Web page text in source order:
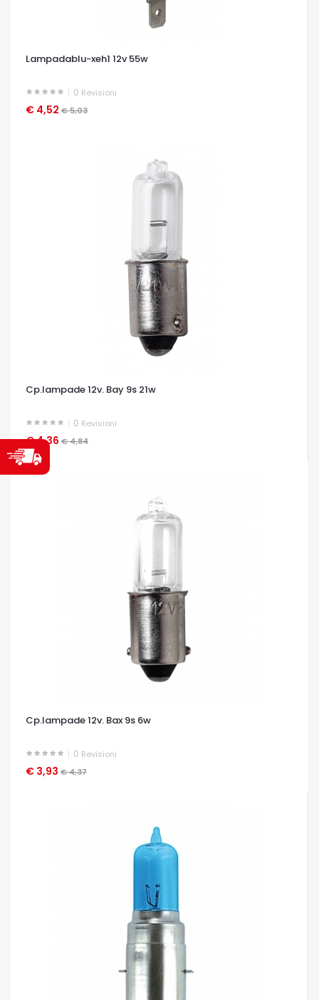
Lampadablu-xeh1 12v 55w
0 Revisioni
€ 4,52 € 5,03
OCCHIATA VELOCE
Cp.lampade 12v. Bay 9s 21w
0 Revisioni
€ 4,36 € 4,84
OCCHIATA VELOCE
Cp.lampade 12v. Bax 9s 6w
0 Revisioni
€ 3,93 € 4,37
OCCHIATA VELOCE